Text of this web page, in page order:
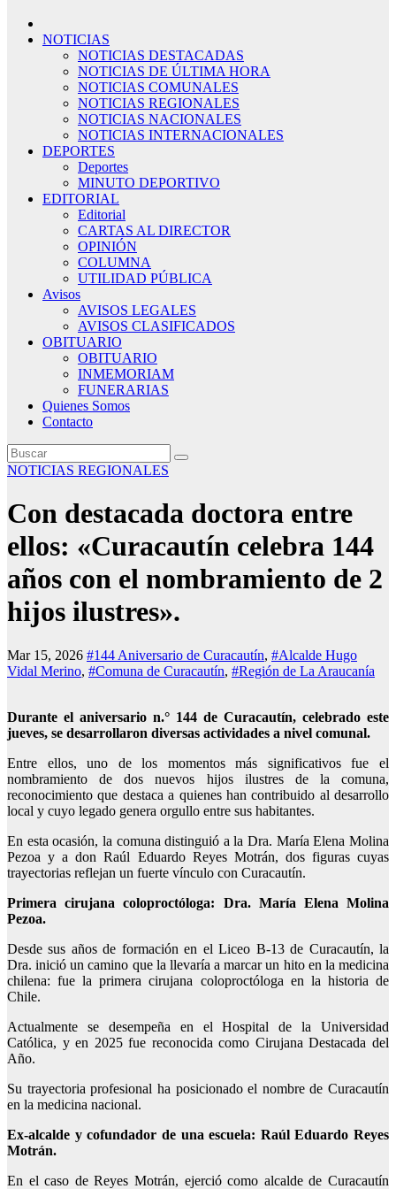
NOTICIAS
NOTICIAS DESTACADAS
NOTICIAS DE ÚLTIMA HORA
NOTICIAS COMUNALES
NOTICIAS REGIONALES
NOTICIAS NACIONALES
NOTICIAS INTERNACIONALES
DEPORTES
Deportes
MINUTO DEPORTIVO
EDITORIAL
Editorial
CARTAS AL DIRECTOR
OPINIÓN
COLUMNA
UTILIDAD PÚBLICA
Avisos
AVISOS LEGALES
AVISOS CLASIFICADOS
OBITUARIO
OBITUARIO
INMEMORIAM
FUNERARIAS
Quienes Somos
Contacto
NOTICIAS REGIONALES
Con destacada doctora entre
ellos: «Curacautín celebra 144
años con el nombramiento de 2
hijos ilustres».
Mar 15, 2026 #144 Aniversario de Curacautín, #Alcalde Hugo
Vidal Merino, #Comuna de Curacautín, #Región de La Araucanía
Durante el aniversario n.° 144 de Curacautín, celebrado este
jueves, se desarrollaron diversas actividades a nivel comunal.
Entre ellos, uno de los momentos más significativos fue el
nombramiento de dos nuevos hijos ilustres de la comuna,
reconocimiento que destaca a quienes han contribuido al desarrollo
local y cuyo legado genera orgullo entre sus habitantes.
En esta ocasión, la comuna distinguió a la Dra. María Elena Molina
Pezoa y a don Raúl Eduardo Reyes Motrán, dos figuras cuyas
trayectorias reflejan un fuerte vínculo con Curacautín.
Primera cirujana coloproctóloga: Dra. María Elena Molina
Pezoa.
Desde sus años de formación en el Liceo B-13 de Curacautín, la
Dra. inició un camino que la llevaría a marcar un hito en la medicina
chilena: fue la primera cirujana coloproctóloga en la historia de
Chile.
Actualmente se desempeña en el Hospital de la Universidad
Católica, y en 2025 fue reconocida como Cirujana Destacada del
Año.
Su trayectoria profesional ha posicionado el nombre de Curacautín
en la medicina nacional.
Ex-alcalde y cofundador de una escuela: Raúl Eduardo Reyes
Motrán.
En el caso de Reyes Motrán, ejerció como alcalde de Curacautín